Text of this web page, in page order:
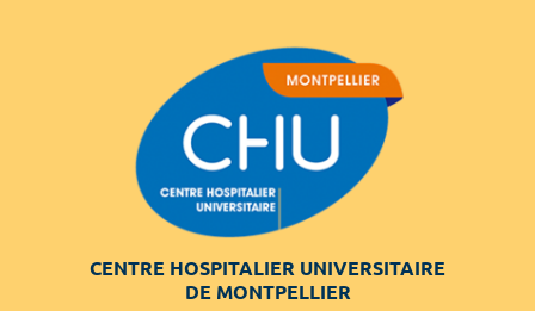
CENTRE HOSPITALIER UNIVERSITAIRE
DE MONTPELLIER